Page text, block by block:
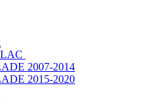
2007-2014
2015-2020